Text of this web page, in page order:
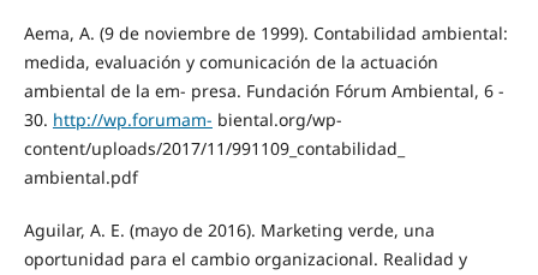
Aema, A. (9 de noviembre de 1999). Contabilidad ambiental:
medida, evaluación y comunicación de la actuación
ambiental de la em- presa. Fundación Fórum Ambiental, 6 -
30. http://wp.forumam- biental.org/wp-
content/uploads/2017/11/991109_contabilidad_
ambiental.pdf
Aguilar, A. E. (mayo de 2016). Marketing verde, una
oportunidad para el cambio organizacional. Realidad y